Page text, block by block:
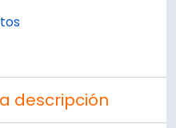
descripción